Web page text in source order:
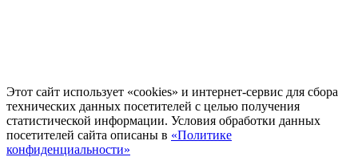
Этот сайт использует «cookies» и интернет-сервис для сбора
технических данных посетителей с целью получения
статистической информации. Условия обработки данных
посетителей сайта описаны в «Политике
конфиденциальности»